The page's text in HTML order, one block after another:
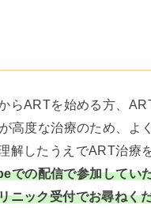
らARTを始める方、
高度な治療のため、よ
解したうえでART治療
での配信で参加してい
ニック受付でお尋ねく